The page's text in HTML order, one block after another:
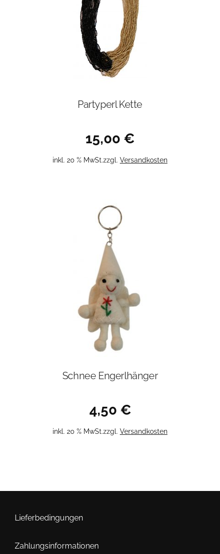
Partyperl Kette
15,00 €
inkl. 20 % MwSt.zzgl. Versandkosten
Schnee Engerlhänger
4,50 €
inkl. 20 % MwSt.zzgl. Versandkosten
Lieferbedingungen
Zahlungsinformationen